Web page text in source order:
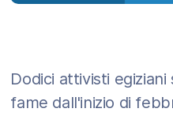
Dodici attivisti
fame dall'inizio di